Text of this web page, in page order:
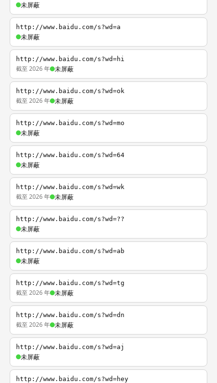
未屏蔽
http://www.baidu.com/s?wd=a
未屏蔽
http://www.baidu.com/s?wd=hi
截至 2026 年 未屏蔽
http://www.baidu.com/s?wd=ok
截至 2026 年 未屏蔽
http://www.baidu.com/s?wd=mo
未屏蔽
http://www.baidu.com/s?wd=64
未屏蔽
http://www.baidu.com/s?wd=wk
截至 2026 年 未屏蔽
http://www.baidu.com/s?wd=??
未屏蔽
http://www.baidu.com/s?wd=ab
未屏蔽
http://www.baidu.com/s?wd=tg
截至 2026 年 未屏蔽
http://www.baidu.com/s?wd=dn
截至 2026 年 未屏蔽
http://www.baidu.com/s?wd=aj
未屏蔽
http://www.baidu.com/s?wd=hey